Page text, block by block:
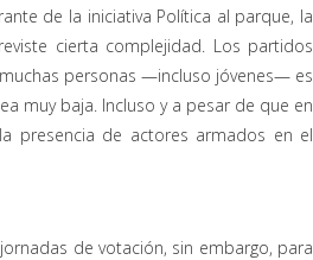
de la iniciativa Política al parque, la
cierta complejidad. Los partidos
personas —incluso jóvenes— es
muy baja. Incluso y a pesar de que en
presencia de actores armados en el
de votación, sin embargo, para